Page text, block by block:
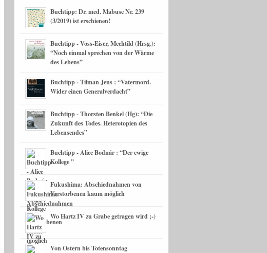
Buchtipp: Dr. med. Mabuse Nr. 239
(3/2019) ist erschienen!
Buchtipp - Voss-Eiser, Mechtild (Hrsg.):
“Noch einmal sprechen von der Wärme
des Lebens”
Buchtipp - Tilman Jens : “Vatermord.
Wider einen Generalverdacht”
Buchtipp - Thorsten Benkel (Hg): “Die
Zukunft des Todes. Heterotopien des
Lebensendes”
Buchtipp - Alice Bodnár : “Der ewige
Kollege ”
Fukushima: Abschiednahmen von
Verstorbenen kaum möglich
Wo Hartz IV zu Grabe getragen wird ;-)
Von Ostern bis Totensonntag